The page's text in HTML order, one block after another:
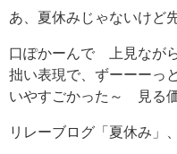
あ、夏休みじゃないけど
口ぽかーんで 上見なが
拙い表現で、ずーーーっ
いやすごかった～ 見る
リレーブログ「夏休み」